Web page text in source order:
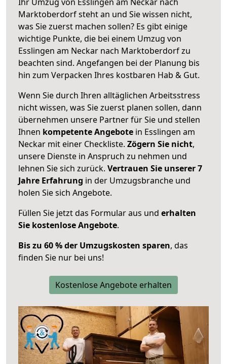
Marktoberdorf steht an und Sie wissen nicht,
was Sie zuerst machen sollen? Es gibt einige
wichtige Punkte, die bei einem Umzug von
Esslingen am Neckar nach Marktoberdorf zu
beachten sind. Angefangen bei der Planung bis
hin zum Verpacken Ihres kostbaren Hab & Gut.
Wenn Sie durch Ihren alltäglichen Arbeitsstress
nicht wissen, was Sie zuerst planen sollen, dann
übernehmen unsere Partner für Sie und stellen
Ihnen kompetente Angebote in Esslingen am
Neckar mit einer Checkliste. Zögern Sie nicht,
unsere Dienste in Anspruch zu nehmen und
lehnen Sie sich zurück. Vertrauen Sie unserer 7
Jahre Erfahrung in der Umzugsbranche und
holen Sie sich Angebote.
Füllen Sie jetzt das Formular aus und erhalten
Sie kostenlose Angebote.
Bis zu 60 % der Umzugskosten sparen, das
finden Sie nur bei uns!
Kostenlose Angebote erhalten